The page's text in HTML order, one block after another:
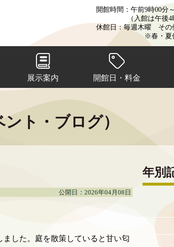
開館時間：午前9時00分
（入館は午後4
休館日：毎週木曜 その
※春・夏
展示案内 開館日・料金
ト・ブログ）
公開日：2026年04月08日
した。庭を散策していると甘い匂
年別